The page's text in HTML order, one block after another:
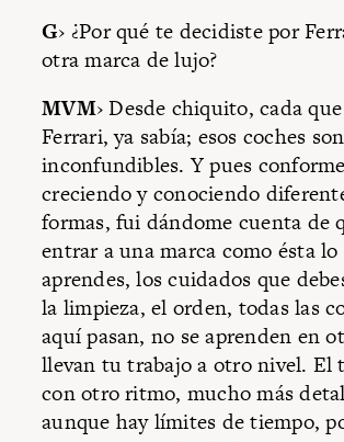
G› ¿Por qué te decidiste por
otra marca de lujo?
MVM› Desde chiquito, cada
Ferrari, ya sabía; esos coches son
inconfundibles. Y pues
creciendo y conociendo
formas, fui dándome cuenta de
entrar a una marca como ésta lo
aprendes, los cuidados que
la limpieza, el orden, todas las
aquí pasan, no se aprenden en
llevan tu trabajo a otro nivel. El
con otro ritmo, mucho más
aunque hay límites de tiempo,